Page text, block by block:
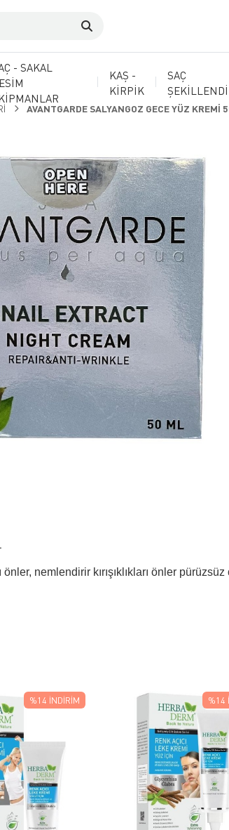
- SAKAL
KAŞ -
KİRPİK
SAÇ
AVANTGARDE SALYANGOZ GECE YÜZ KREMİ
nemlendirir kırışıklıkları önler
EKLE
%14 İNDIRIM
FAVORILERE EKLE
%14